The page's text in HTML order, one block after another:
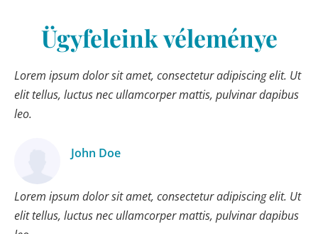
Ügyfeleink véleménye
Lorem ipsum dolor sit amet, consectetur adipiscing elit. Ut
elit tellus, luctus nec ullamcorper mattis, pulvinar dapibus
leo.
John Doe
Lorem ipsum dolor sit amet, consectetur adipiscing elit. Ut
elit tellus, luctus nec ullamcorper mattis, pulvinar dapibus